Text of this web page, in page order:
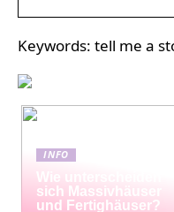
Keywords: tell me a
INFO
Wie unterscheiden
sich Massivhäuser
und Fertighäuser?